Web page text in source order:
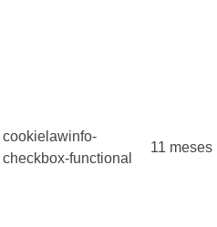
cookielawinfo-
checkbox-functional
11 meses